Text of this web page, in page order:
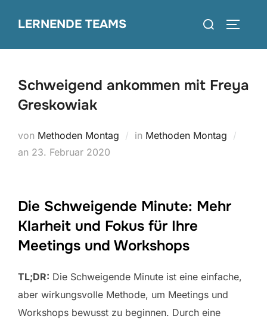
InhaltLERNENDE TEAMS
Suchen
Schweigend ankommen mit Freya
Greskowiak
von Methoden Montag in Methoden Montag
an Veröffentlicht
23. Februar 2020
Die Schweigende Minute: Mehr
Klarheit und Fokus für Ihre
Meetings und Workshops
TL;DR: Die Schweigende Minute ist eine einfache,
aber wirkungsvolle Methode, um Meetings und
Workshops bewusst zu beginnen. Durch eine